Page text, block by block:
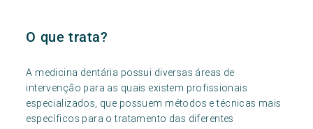
O que trata?
A medicina dentária possui diversas áreas de
intervenção para as quais existem profissionais
especializados, que possuem métodos e técnicas mais
específicos para o tratamento das diferentes